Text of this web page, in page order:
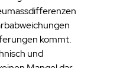
kommt.
und